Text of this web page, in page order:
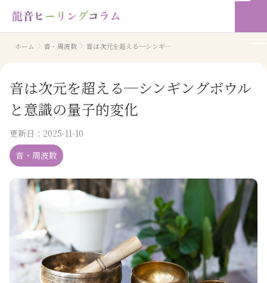
ホーム 音・周波数 音は次元を超える─シンギングボウルと意識の量子的変化
音は次元を超える─シンギングボウル
と意識の量子的変化
更新日： 2025-11-10
音・周波数